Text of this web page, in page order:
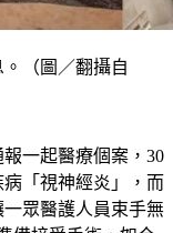
。（圖／翻攝自
一起醫療個案，30
「視神經炎」，而
眾醫護人員束手無